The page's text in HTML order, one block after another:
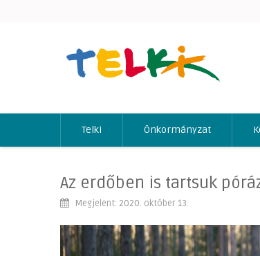
Telki Önkormányzat
Az erdőben is tartsuk
Megjelent: 2020. október 13.